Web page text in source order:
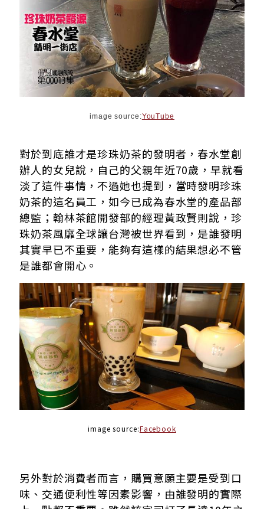
image source:YouTube
對於到底誰才是珍珠奶茶的發明者，春水堂創
辦人的女兒說，自己的父親年近70歲，早就看
淡了這件事情，不過她也提到，當時發明珍珠
奶茶的這名員工，如今已成為春水堂的產品部
總監；翰林茶館開發部的經理黃政賢則說，珍
珠奶茶風靡全球讓台灣被世界看到，是誰發明
其實早已不重要，能夠有這樣的結果想必不管
是誰都會開心。
image source:Facebook
另外對於消費者而言，購買意願主要是受到口
味、交通便利性等因素影響，由誰發明的實際